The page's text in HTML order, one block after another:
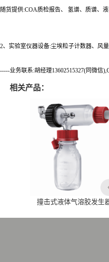
随货提供:COA质检报告、 氢谱、质谱、
2、实验室仪器设备:尘埃粒子计数器、风
-----业务联系:胡经理13602515327(同微信
相关产品：
撞击式液体气溶胶发生